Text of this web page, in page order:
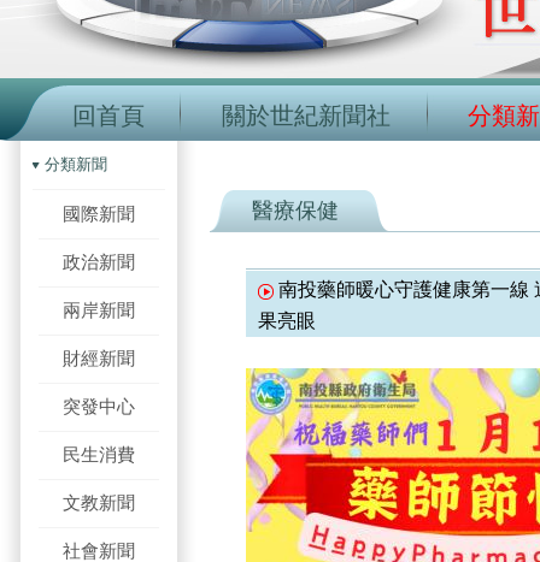
回首頁 關於世紀新聞社 分類
分類新聞
國際新聞
政治新聞
兩岸新聞
財經新聞
突發中心
民生消費
文教新聞
社會新聞
醫療保健
南投藥師暖心守護健康第一線
果亮眼